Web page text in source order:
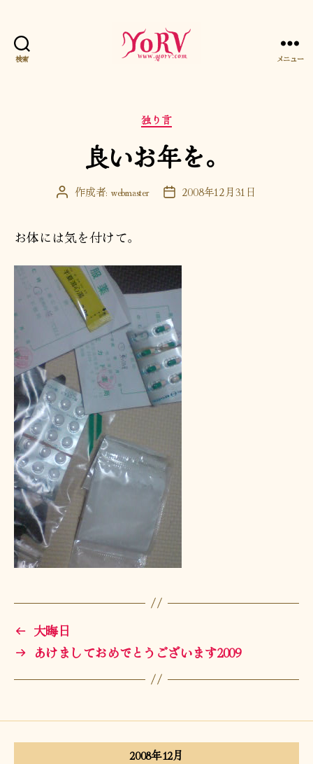
検索 メニュー
カ
テ
ゴ
リ
独り言
良いお年を。
投 作成者: webmaster
投 2008年12月31日
お体には気を付けて。
← 大晦日
→ あけましておめでとうございます2009
2008年12月